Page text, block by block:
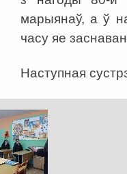
марыянаў, а ў
часу яе
Наступная